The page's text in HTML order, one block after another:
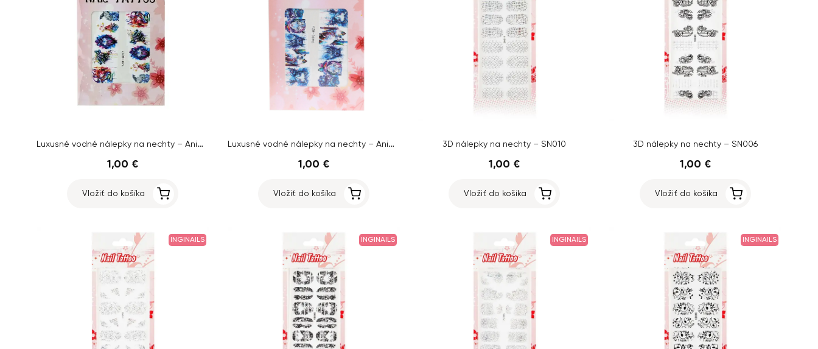
Luxusné vodné nálepky na nechty – Animal – YZW-3097
1,00 €
Vložiť do košíka
Luxusné vodné nálepky na nechty – Animal
1,00 €
Vložiť do košíka
3D nálepky na nechty – SN010
1,00 €
Vložiť do košíka
3D nálepky na nechty – SN006
1,00 €
Vložiť do košíka
INGINAILS INGINAILS INGINAILS INGINAILS